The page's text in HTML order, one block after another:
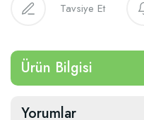
Tavsiye Et
Ürün Bilgisi
Yorumlar